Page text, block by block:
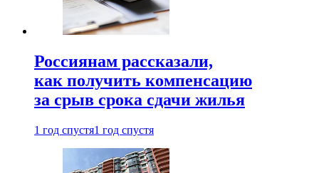
Россиянам рассказали,
как получить компенсацию
за срыв срока сдачи жилья
1 год спустя1 год спустя